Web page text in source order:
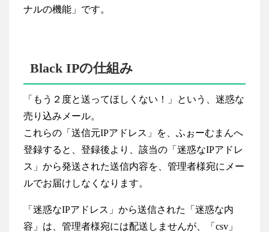
ナルの機能」です。
Black IPの仕組み
「もう２度と送ってほしくない！」という、迷惑な
売り込みメール。
これらの「送信元IPアドレス」を、ふぉーむまんへ
登録すると、登録後より、該当の「迷惑なIPアドレ
ス」から発送された送信内容を、管理者様宛にメー
ルでお届けしなくなります。
「迷惑なIPアドレス」から送信された「迷惑な内
容」は、管理者様宛には配送しませんが、「csv」